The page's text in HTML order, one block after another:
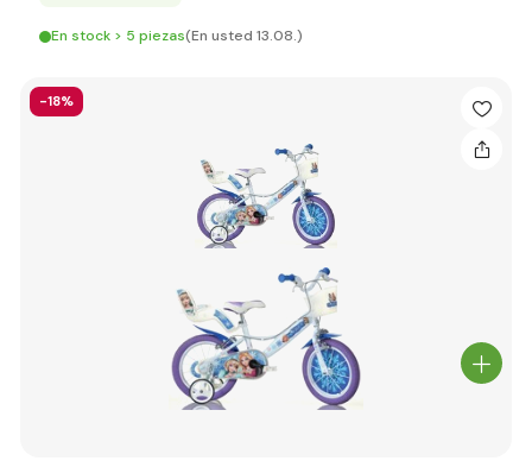
En stock > 5 piezas(En usted 13.08.)
-18%